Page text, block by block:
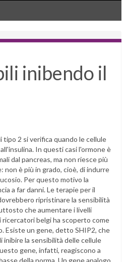
inibendo il
tipo 2 si verifica quando le cellule
In questi casi l'ormone è
dal pancreas, ma non riesce più
non è più in grado, cioè, di indurre
Per questo motivo la
a far danni. Le terapie per il
ripristinare la sensibilità
che aumentare i livelli
ricercatori belgi ha scoperto come
un gene, detto SHIP2, che
inibire la sensibilità delle cellule
gene, infatti, reagiscono a
della norma. Un gene analogo